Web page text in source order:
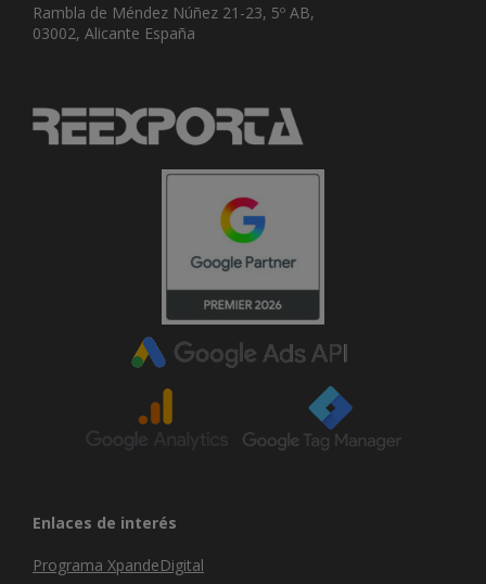
Rambla de Méndez Núñez 21-23, 5º AB,
03002, Alicante España
Enlaces de interés
Programa XpandeDigital